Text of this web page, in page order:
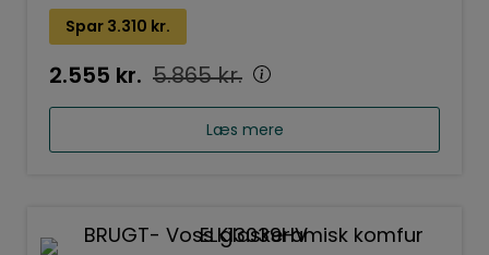
Spar 3.310 kr.
5.865kr.
2.555 kr.
Læs mere